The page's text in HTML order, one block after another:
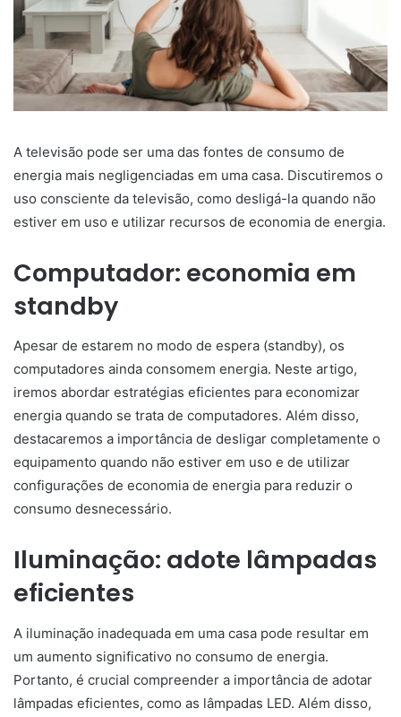
A televisão pode ser uma das fontes de consumo de
energia mais negligenciadas em uma casa. Discutiremos o
uso consciente da televisão, como desligá-la quando não
estiver em uso e utilizar recursos de economia de energia.
Computador: economia em
standby
Apesar de estarem no modo de espera (standby), os
computadores ainda consomem energia. Neste artigo,
iremos abordar estratégias eficientes para economizar
energia quando se trata de computadores. Além disso,
destacaremos a importância de desligar completamente o
equipamento quando não estiver em uso e de utilizar
configurações de economia de energia para reduzir o
consumo desnecessário.
Iluminação: adote lâmpadas
eficientes
A iluminação inadequada em uma casa pode resultar em
um aumento significativo no consumo de energia.
Portanto, é crucial compreender a importância de adotar
lâmpadas eficientes, como as lâmpadas LED. Além disso,